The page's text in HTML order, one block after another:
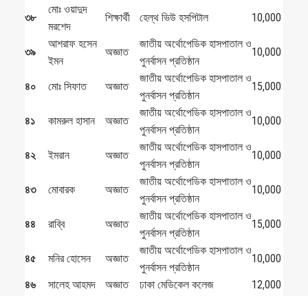
৩৮
মোঃ ওয়াদুদ
মরশেদ
শিক্ষার্থী হেল্‌থ ভিউ হসপিটাল 10,000
৩৯
আশরাফ হসেন
ইমন
অজ্ঞাত
জাতীয় অর্থোপেডিক হাসপাতাল ও
পুনর্বাসন প্রতিষ্ঠান
10,000
৪০ মোঃ সিফাত অজ্ঞাত
জাতীয় অর্থোপেডিক হাসপাতাল ও
পুনর্বাসন প্রতিষ্ঠান
15,000
৪১ কামরুল হাসান অজ্ঞাত
জাতীয় অর্থোপেডিক হাসপাতাল ও
পুনর্বাসন প্রতিষ্ঠান
10,000
৪২ ইমরান অজ্ঞাত
জাতীয় অর্থোপেডিক হাসপাতাল ও
পুনর্বাসন প্রতিষ্ঠান
10,000
৪৩ মোবারক অজ্ঞাত
জাতীয় অর্থোপেডিক হাসপাতাল ও
পুনর্বাসন প্রতিষ্ঠান
10,000
৪৪ রাব্বি অজ্ঞাত
জাতীয় অর্থোপেডিক হাসপাতাল ও
পুনর্বাসন প্রতিষ্ঠান
15,000
৪৫ মনির হোসেন অজ্ঞাত
জাতীয় অর্থোপেডিক হাসপাতাল ও
পুনর্বাসন প্রতিষ্ঠান
10,000
৪৬
সালেহ আহমদ অজ্ঞাত ঢাকা মেডিকেল কলেজ
12,000